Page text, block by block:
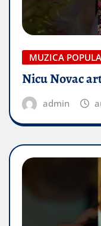
MUZICA
Nicu Novac
admin